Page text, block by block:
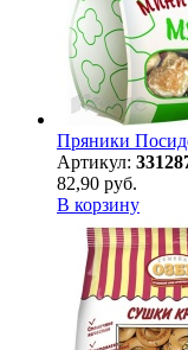
Пряники
Артикул:
82,90 руб.
В корзину